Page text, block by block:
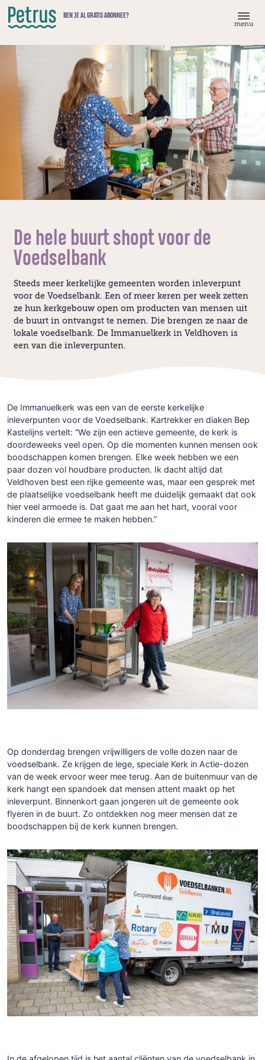
Doorgaan
naar
hoofdinhoud
BEN JE AL GRATIS ABONNEE?
menu
De hele buurt shopt voor de
Voedselbank
Steeds meer kerkelijke gemeenten worden inleverpunt
voor de Voedselbank. Een of meer keren per week zetten
ze hun kerkgebouw open om producten van mensen uit
de buurt in ontvangst te nemen. Die brengen ze naar de
lokale voedselbank. De Immanuelkerk in Veldhoven is
een van die inleverpunten.
De Immanuelkerk was een van de eerste kerkelijke
inleverpunten voor de Voedselbank. Kartrekker en diaken Bep
Kastelijns vertelt: “We zijn een actieve gemeente, de kerk is
doordeweeks veel open. Op die momenten kunnen mensen ook
boodschappen komen brengen. Elke week hebben we een
paar dozen vol houdbare producten. Ik dacht altijd dat
Veldhoven best een rijke gemeente was, maar een gesprek met
de plaatselijke voedselbank heeft me duidelijk gemaakt dat ook
hier veel armoede is. Dat gaat me aan het hart, vooral voor
kinderen die ermee te maken hebben.”
Op donderdag brengen vrijwilligers de volle dozen naar de
voedselbank. Ze krijgen de lege, speciale Kerk in Actie-dozen
van de week ervoor weer mee terug. Aan de buitenmuur van de
kerk hangt een spandoek dat mensen attent maakt op het
inleverpunt. Binnenkort gaan jongeren uit de gemeente ook
flyeren in de buurt. Zo ontdekken nog meer mensen dat ze
boodschappen bij de kerk kunnen brengen.